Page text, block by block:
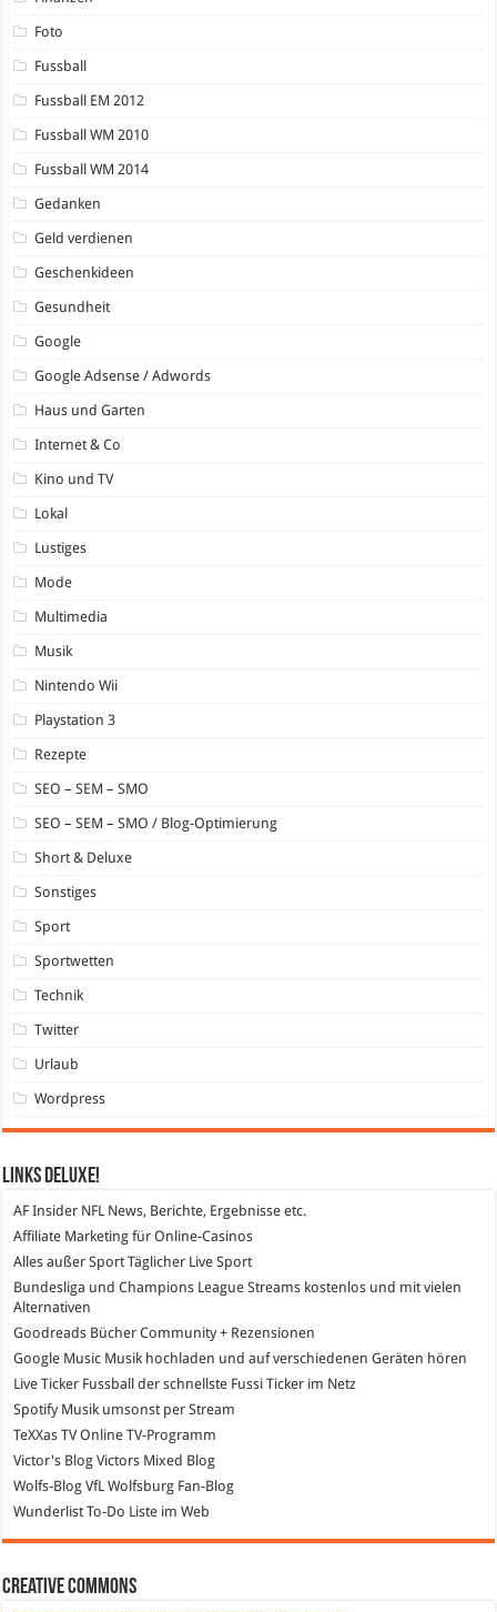
Foto
Fussball
Fussball EM 2012
Fussball WM 2010
Fussball WM 2014
Gedanken
Geld verdienen
Geschenkideen
Gesundheit
Google
Google Adsense / Adwords
Haus und Garten
Internet & Co
Kino und TV
Lokal
Lustiges
Mode
Multimedia
Musik
Nintendo Wii
Playstation 3
Rezepte
SEO – SEM – SMO
SEO – SEM – SMO / Blog-Optimierung
Short & Deluxe
Sonstiges
Sport
Sportwetten
Technik
Twitter
Urlaub
Wordpress
Links DeLuXe!
AF Insider NFL News, Berichte, Ergebnisse etc.
Affiliate Marketing für Online-Casinos
Alles außer Sport Täglicher Live Sport
Bundesliga und Champions League Streams kostenlos und mit vielen
Alternativen
Goodreads Bücher Community + Rezensionen
Google Music Musik hochladen und auf verschiedenen Geräten hören
Live Ticker Fussball der schnellste Fussi Ticker im Netz
SpotifyMusik umsonst per Stream
TeXXas TVOnline TV-Programm
Victor's Blog Victors Mixed Blog
Wolfs-Blog VfL Wolfsburg Fan-Blog
Wunderlist To-Do Liste im Web
Creative Commons